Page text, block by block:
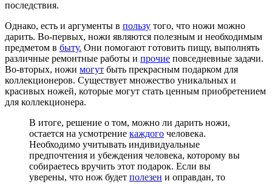
последствия.
Однако, есть и аргументы в пользу того, что ножи можно
дарить. Во-первых, ножи являются полезным и необходимым
предметом в быту. Они помогают готовить пищу, выполнять
различные ремонтные работы и прочие повседневные задачи.
Во-вторых, ножи могут быть прекрасным подарком для
коллекционеров. Существует множество уникальных и
красивых ножей, которые могут стать ценным приобретением
для коллекционера.
В итоге, решение о том, можно ли дарить ножи,
остается на усмотрение каждого человека.
Необходимо учитывать индивидуальные
предпочтения и убеждения человека, которому вы
собираетесь вручить этот подарок. Если вы
уверены, что нож будет полезен и оправдан, то